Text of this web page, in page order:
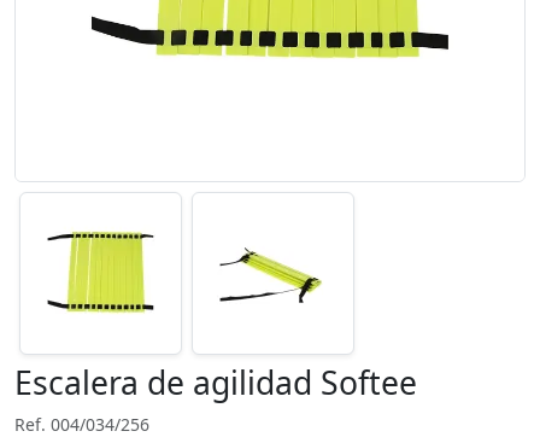
Escalera de agilidad Softee
Ref. 004/034/256